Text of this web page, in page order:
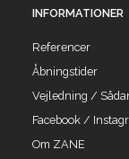
INFORMATIONER
Referencer
Åbningstider
Vejledning /
Facebook /
Om ZANE